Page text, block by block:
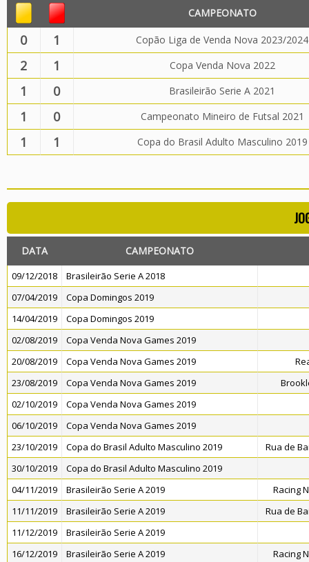
CAMPEONATO
0 1 Copão Liga de Venda Nova 2023/2024
2 1 Copa Venda Nova 2022
1 0 Brasileirão Serie A 2021
1 0 Campeonato Mineiro de Futsal 2021
1 1 Copa do Brasil Adulto Masculino 2019
DATA CAMPEONATO
09/12/2018
Brasileirão Serie A 2018
07/04/2019
Copa Domingos 2019
14/04/2019
Copa Domingos 2019
02/08/2019
Copa Venda Nova Games 2019
20/08/2019
Copa Venda Nova Games 2019
23/08/2019
Copa Venda Nova Games 2019
02/10/2019
Copa Venda Nova Games 2019
06/10/2019
Copa Venda Nova Games 2019
23/10/2019
Copa do Brasil Adulto Masculino 2019
Rua de
30/10/2019
Copa do Brasil Adulto Masculino 2019
04/11/2019
Brasileirão Serie A 2019
Racing
11/11/2019
Brasileirão Serie A 2019
Rua de
11/12/2019
Brasileirão Serie A 2019
16/12/2019
Brasileirão Serie A 2019
Racing